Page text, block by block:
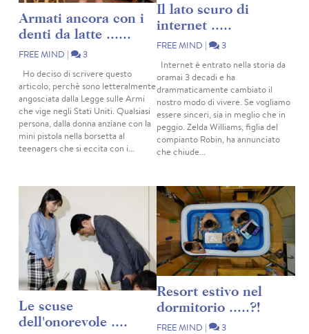
Armati ancora con i
denti da latte ......
FREE MIND |
3
Ho deciso di scrivere questo
articolo, perchè sono letteralmente
angosciata dalla Legge sulle Armi
che vige negli Stati Uniti. Qualsiasi
persona, dalla donna anziane con la
mini pistola nella borsetta al
teenagers che si eccita con i...
Il lato scuro di
internet .....
FREE MIND |
3
Internet è entrato nella storia da
oramai 3 decadi e ha
drammaticamente cambiato il
nostro modo di vivere. Se vogliamo
essere sinceri, sia in meglio che in
peggio. Zelda Williams, figlia del
compianto Robin, ha annunciato
che chiude...
Le scuse
dell'onorevole ....
Resort estivo nel
dormitorio .....?!
FREE MIND |
3